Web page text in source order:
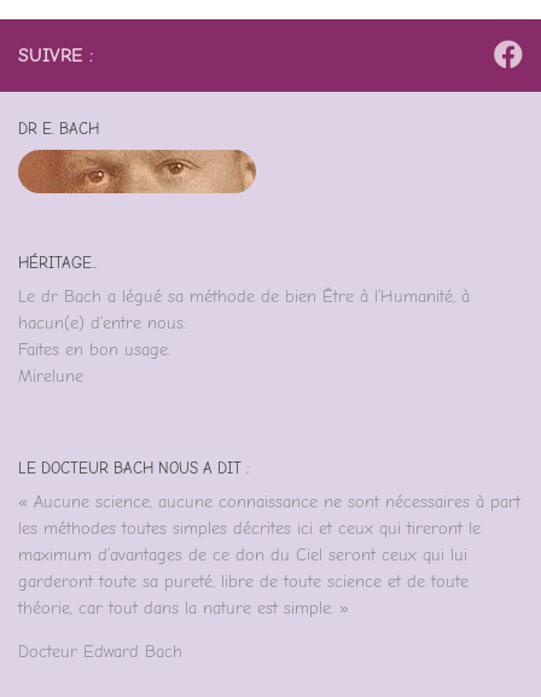
SUIVRE :
DR E. BACH
HÉRITAGE..
Le dr Bach a légué sa méthode de bien Être à l’Humanité, à
hacun(e) d’entre nous.
Faites en bon usage.
Mirelune
LE DOCTEUR BACH NOUS A DIT :
« Aucune science, aucune connaissance ne sont nécessaires à part
les méthodes toutes simples décrites ici et ceux qui tireront le
maximum d’avantages de ce don du Ciel seront ceux qui lui
garderont toute sa pureté, libre de toute science et de toute
théorie, car tout dans la nature est simple. »
Docteur Edward Bach